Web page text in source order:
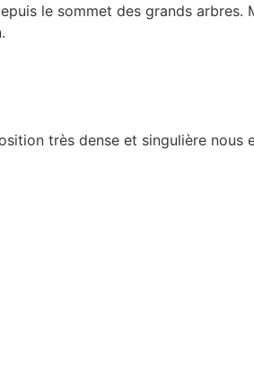
le sommet des grands
très dense et singulière nous